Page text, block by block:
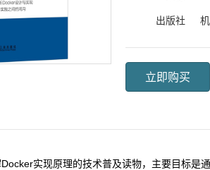
出版社
立即购买
实现原理的技术普及读物，主要目标是